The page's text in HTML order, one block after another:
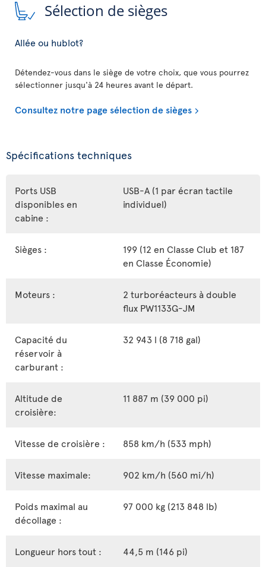
Sélection de sièges
Allée ou hublot?
Détendez-vous dans le siège de votre choix, que vous pourrez
sélectionner jusqu'à 24 heures avant le départ.
Consultez notre page sélection de sièges
Spécifications techniques
Ports USB
disponibles en
cabine :
USB-A (1 par écran tactile
individuel)
Sièges :
199 (12 en Classe Club et 187
en Classe Économie)
Moteurs :
2 turboréacteurs à double
flux PW1133G-JM
Capacité du
réservoir à
carburant :
32 943 l (8 718 gal)
Altitude de
croisière:
11 887 m (39 000 pi)
Vitesse de croisière : 858 km/h (533 mph)
Vitesse maximale: 902 km/h (560 mi/h)
Poids maximal au
décollage :
97 000 kg (213 848 lb)
Longueur hors tout : 44,5 m (146 pi)